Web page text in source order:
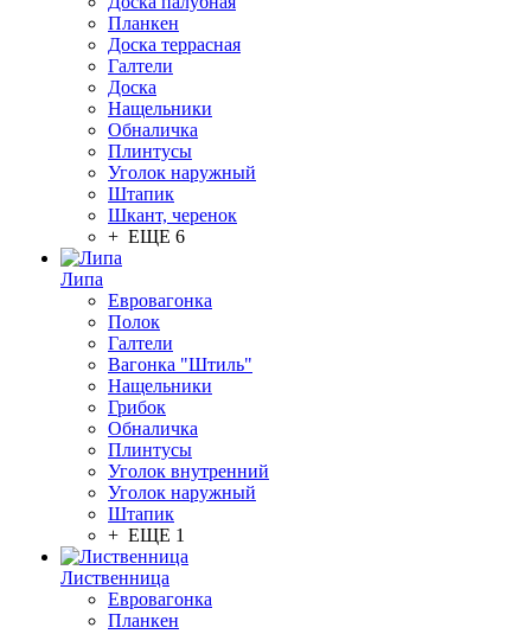
Планкен
Доска террасная
Галтели
Доска
Нащельники
Обналичка
Плинтусы
Уголок наружный
Штапик
Шкант, черенок
+ ЕЩЕ 6
Липа
Евровагонка
Полок
Галтели
Вагонка "Штиль"
Нащельники
Грибок
Обналичка
Плинтусы
Уголок внутренний
Уголок наружный
Штапик
+ ЕЩЕ 1
Лиственница
Евровагонка
Планкен